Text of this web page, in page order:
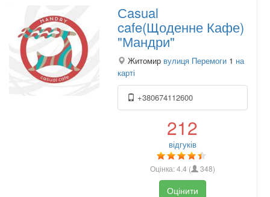
Сasual
cafe(Щоденне Кафе)
"Мандри"
Житомир вулиця Перемоги 1 на
карті
+380674112600
212
відгуків
Оцінка:4.4 ( 348)
Оцінити